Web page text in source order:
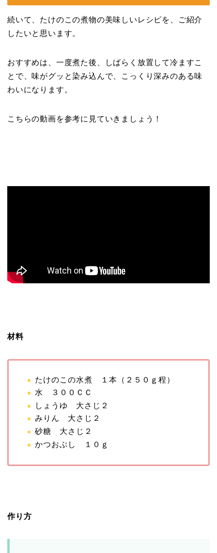
続いて、たけのこの煮物の美味しいレシピを、ご紹介
したいと思います。
おすすめは、一度煮た後、しばらく放置して冷ますこ
とで、味がグッと染み込んで、こっくり深みのある味
わいになります。
こちらの動画を参考に見ていきましょう！
材料
たけのこの水煮 １本（２５０ｇ程）
水 ３００ＣＣ
しょうゆ 大さじ２
みりん 大さじ２
砂糖 大さじ２
かつおぶし １０ｇ
作り方